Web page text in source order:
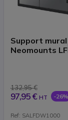
Support mural
Neomounts
132,95 €
97,95 € HT -26%
Ref: SALFDW1000